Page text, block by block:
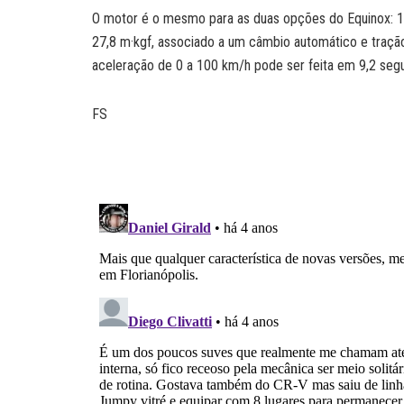
O motor é o mesmo para as duas opções do
27,8 m·kgf, associado a um câmbio automático e
aceleração de 0 a 100 km/h pode ser feita em 9,2
FS